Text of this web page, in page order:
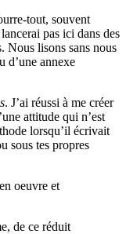
tout, souvent
pas ici dans des
Nous lisons sans nous
d’une annexe
. J’ai réussi à me créer
attitude qui n’est
lorsqu’il écrivait
sous tes propres
oeuvre et
de ce réduit